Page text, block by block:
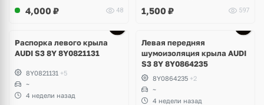
4,000 ₽ 48 1,500 ₽ 597
Распорка левого крыла
AUDI S3 8Y 8Y0821131
8Y0821131 +5
~
4 недели назад
Левая передняя
шумоизоляция крыла AUDI
S3 8Y 8Y0864235
8Y0864235 +2
~
4 недели назад